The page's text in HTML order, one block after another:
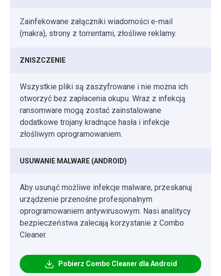
Zainfekowane załączniki wiadomości e-mail
(makra), strony z torrentami, złośliwe reklamy.
ZNISZCZENIE
Wszystkie pliki są zaszyfrowane i nie można ich
otworzyć bez zapłacenia okupu. Wraz z infekcją
ransomware mogą zostać zainstalowane
dodatkowe trojany kradnące hasła i infekcje
złośliwym oprogramowaniem.
USUWANIE MALWARE (ANDROID)
Aby usunąć możliwe infekcje malware, przeskanuj
urządzenie przenośne profesjonalnym
oprogramowaniem antywirusowym. Nasi analitycy
bezpieczeństwa zalecają korzystanie z Combo
Cleaner.
Pobierz Combo Cleaner dla Android